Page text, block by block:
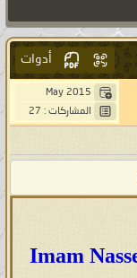
أدوات
May 2015
المشاركات : 27
Imam